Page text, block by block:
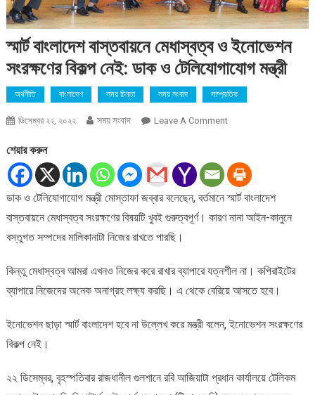
স্মার্ট বাংলাদেশ বাস্তবায়নে মেধাস্বত্ব ও ইনোভেশন
সংরক্ষণের বিকল্প নেই: ডাক ও টেলিযোগাযোগ মন্ত্রী
অর্থনীতি বাংলাদেশ সময় চিন্তা সময় সংবাদ সাম্প্রতিক
ডিসেম্বর ২২, ২০২২ সময় সংবাদ Leave A CommentOn
বাস্তবায়নে
মেধাস্বত্ব
ও
ইনোভেশন
নেই:
ও
মন্ত্রী
শেয়ার করুন
ডাক ও টেলিযোগাযোগ মন্ত্রী মোস্তাফা জব্বার বলেছেন, বর্তমানে স্মার্ট বাংলাদেশ
বাস্তবায়নে মেধাস্বত্ব সংরক্ষণের বিষয়টি খুবই গুরুত্বপূর্ণ। কারণ নানা আইন-কানুনে
বস্তুগত সম্পদের মালিকানাটা নিজের রাখতে পারছি।
কিন্তু মেধাস্বত্ব আমরা এখনও নিজের করে রাখার ব্যাপারে যত্নশীল না। কপিরাইটের
ব্যাপারে নিজেদের অনেক অনাগ্রহ লক্ষ্য করছি। এ থেকে বেরিয়ে আসতে হবে।
ইনোভেশন ছাড়া স্মার্ট বাংলাদেশ হবে না উল্লেখ করে মন্ত্রী বলেন, ইনোভেশন সংরক্ষণের
বিকল্প নেই।
২২ ডিসেম্বর, বৃহস্পতিবার রাজধানীল গুলশানে রবি আজিয়াটা প্রধান কার্যালয়ে টেলিকম